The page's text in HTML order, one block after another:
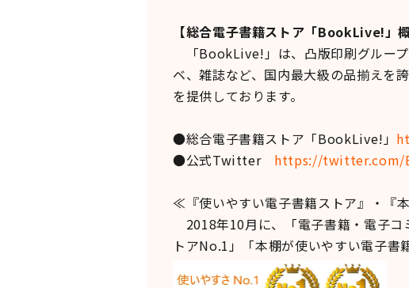
【総合電子書籍ストア「BookLive!」概
「BookLive!」は、凸版印刷グルー
ベ、雑誌など、国内最大級の品揃えを
を提供しております。
●総合電子書籍ストア「BookLive!」
●公式Twitter https://twitter.com/
≪『使いやすい電子書籍ストア』・『
2018年10月に、「電子書籍・電子コ
トアNo.1」「本棚が使いやすい電子